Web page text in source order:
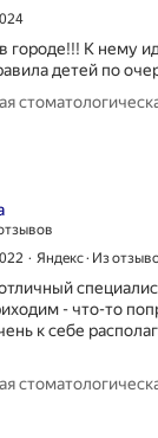
К нему
детей по
Яндекс · Из
- что-то
к себе